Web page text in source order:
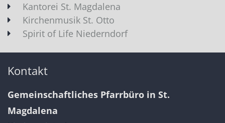
Kantorei St. Magdalena
Kirchenmusik St. Otto
Spirit of Life Niederndorf
Kontakt
Gemeinschaftliches Pfarrbüro in St.
Magdalena